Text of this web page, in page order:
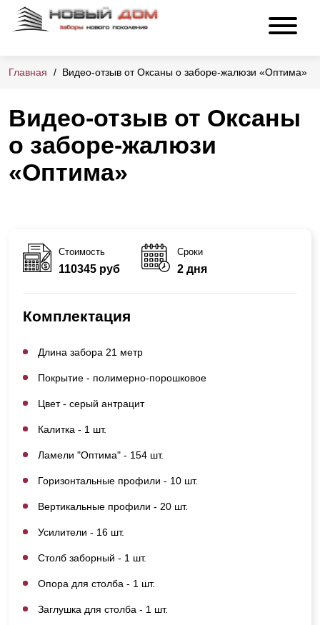
Главная Видео-отзыв от Оксаны о заборе-жалюзи «Оптима»
Видео-отзыв от Оксаны
о заборе-жалюзи
«Оптима»
Стоимость
110345 руб
Сроки
2 дня
Комплектация
Длина забора 21 метр
Покрытие - полимерно-порошковое
Цвет - серый антрацит
Калитка - 1 шт.
Ламели "Оптима" - 154 шт.
Горизонтальные профили - 10 шт.
Вертикальные профили - 20 шт.
Усилители - 16 шт.
Столб заборный - 1 шт.
Опора для столба - 1 шт.
Заглушка для столба - 1 шт.